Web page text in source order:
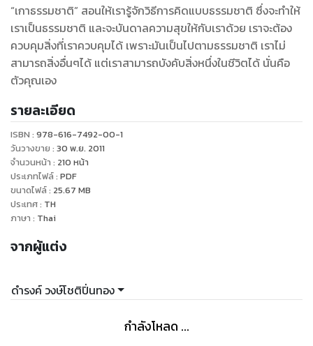
“เกาธรรมชาติ” สอนให้เรารู้จักวิธีการคิดแบบธรรมชาติ ซึ่งจะทำให้
เราเป็นธรรมชาติ และจะบันดาลความสุขให้กับเราด้วย เราจะต้อง
ควบคุมสิ่งที่เราควบคุมได้ เพราะมันเป็นไปตามธรรมชาติ เราไม่
สามารถสิ่งอื่นๆได้ แต่เราสามารถบังคับสิ่งหนึ่งในชีวิตได้ นั่นคือ
ตัวคุณเอง
รายละเอียด
ISBN : 978-616-7492-00-1
วันวางขาย : 30 พ.ย. 2011
จำนวนหน้า : 210 หน้า
ประเภทไฟล์: PDF
ขนาดไฟล์: 25.67 MB
ประเทศ: TH
ภาษา : Thai
จากผู้แต่ง
ดำรงค์ วงษ์โชติปิ่นทอง
กำลังโหลด ...